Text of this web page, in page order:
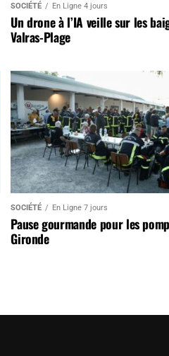
SOCIÉTÉ En Ligne 4 jours
Un drone à l’IA veille sur les
Valras-Plage
SOCIÉTÉ En Ligne 7 jours
Pause gourmande pour les
Gironde